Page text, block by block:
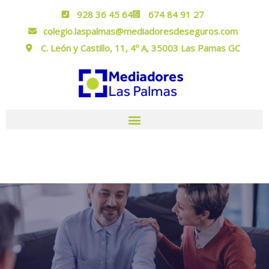
928 36 45 64
674 84 91 27
colegio.laspalmas@mediadoresdeseguros.com
C. León y Castillo, 11, 4º A, 35003 Las Pamas GC